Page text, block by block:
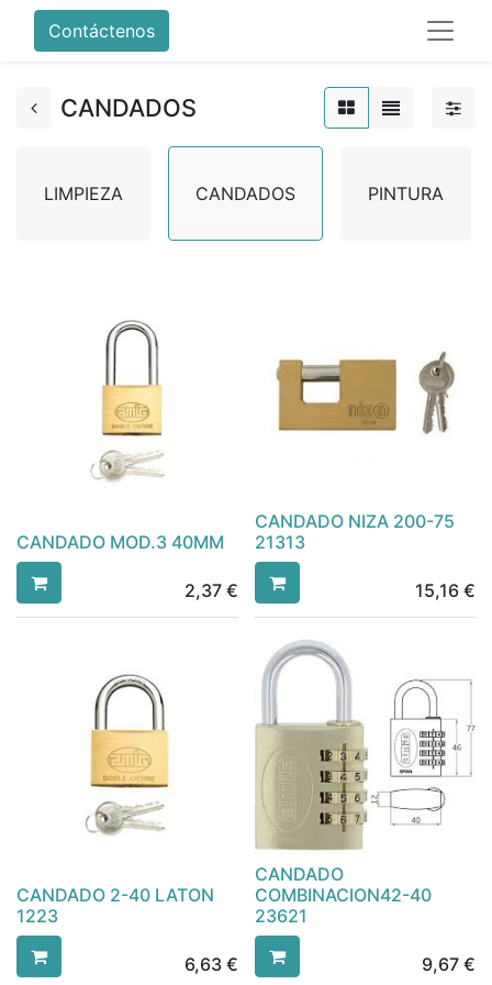
Contáctenos
CANDADOS
LIMPIEZA CANDADOS PINTURA
CANDADO MOD.3 40MM
2,37€
CANDADO NIZA 200-75
21313
15,16 €
CANDADO 2-40 LATON
1223
6,63€
CANDADO
COMBINACION42-40
23621
9,67 €